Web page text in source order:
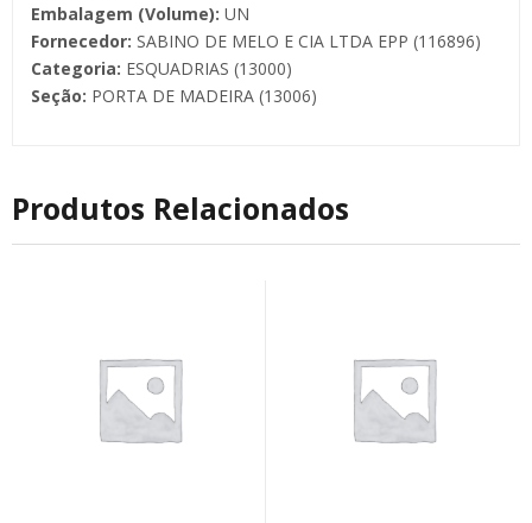
Embalagem (Volume): UN
Fornecedor: SABINO DE MELO E CIA LTDA EPP (116896)
Categoria: ESQUADRIAS (13000)
Seção: PORTA DE MADEIRA (13006)
Produtos Relacionados